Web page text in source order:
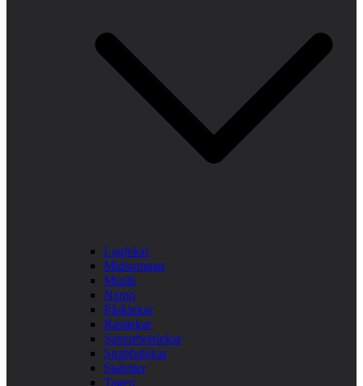
Laglekar
Midsommar
Musik
Namn
Påsklekar
Rastlekar
Samarbetslekar
Snabbalekar
Stafetter
Tagen